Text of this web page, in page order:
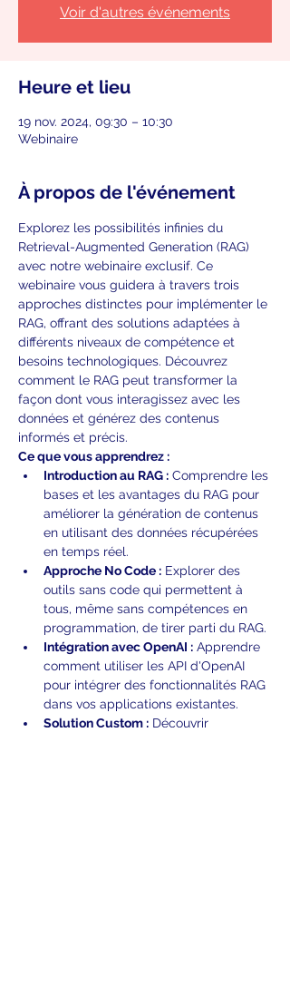
Voir d'autres événements
Heure et lieu
19 nov. 2024, 09:30 – 10:30
Webinaire
À propos de l'événement
Explorez les possibilités infinies du
Retrieval-Augmented Generation (RAG)
avec notre webinaire exclusif. Ce
webinaire vous guidera à travers trois
approches distinctes pour implémenter le
RAG, offrant des solutions adaptées à
différents niveaux de compétence et
besoins technologiques. Découvrez
comment le RAG peut transformer la
façon dont vous interagissez avec les
données et générez des contenus
informés et précis.
Ce que vous apprendrez :
Introduction au RAG : Comprendre les
bases et les avantages du RAG pour
améliorer la génération de contenus
en utilisant des données récupérées
en temps réel.
Approche No Code : Explorer des
outils sans code qui permettent à
tous, même sans compétences en
programmation, de tirer parti du RAG.
Intégration avec OpenAI : Apprendre
comment utiliser les API d'OpenAI
pour intégrer des fonctionnalités RAG
dans vos applications existantes.
Solution Custom : Découvrir